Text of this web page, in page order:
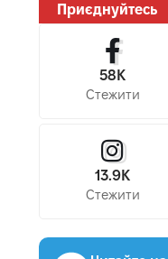
Приєднуйтесь
58K
Стежити
13.9K
Стежити